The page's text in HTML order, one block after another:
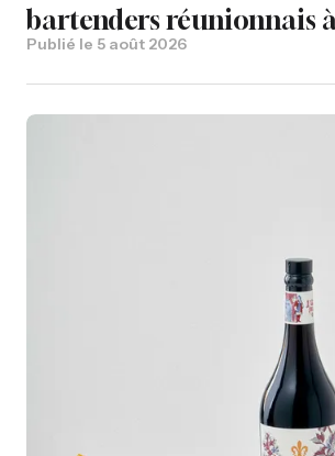
bartenders réunionnais
Publié le 5 août 2026